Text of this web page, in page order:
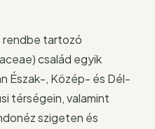
rendbe tartozó
család egyik
Észak-, Közép- és Dél-
térségein, valamint
szigeten és